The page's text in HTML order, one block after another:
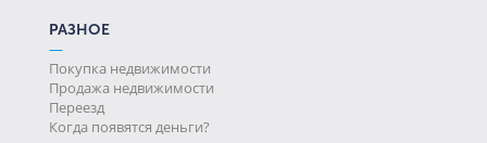
РАЗНОЕ
—
Покупка недвижимости
Продажа недвижимости
Переезд
Когда появятся деньги?